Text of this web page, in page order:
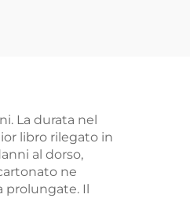
La durata nel
libro rilegato in
al dorso,
ne
prolungate. Il